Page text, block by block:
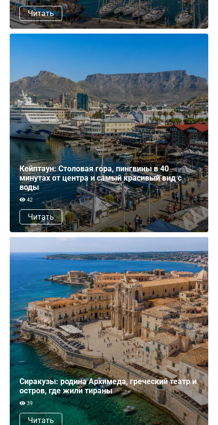
Читать
Кейптаун: Столовая гора, пингвины в 40
минутах от центра и самый красивый вид с
воды
42
Читать
Сиракузы: родина Архимеда, греческий театр и
остров, где жили тираны
39
Читать